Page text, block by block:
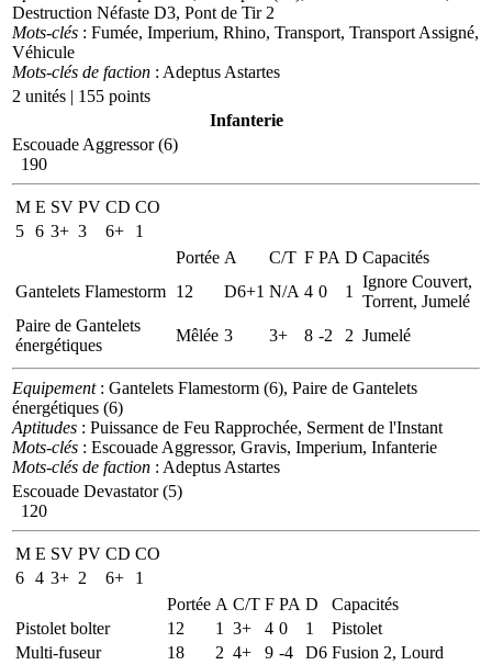
Destruction Néfaste D3, Pont de Tir 2
Mots-clés : Fumée, Imperium, Rhino, Transport, Transport Assigné,
Véhicule
Mots-clés de faction : Adeptus Astartes
2 unités | 155 points
Infanterie
Escouade Aggressor (6)
190
M E SV PV CD CO
5 6 3+ 3 6+
1
Portée A C/T F PA D Capacités
Gantelets Flamestorm 12 D6+1 N/A 4 0 1
Ignore Couvert,
Torrent, Jumelé
Paire de Gantelets
énergétiques
Mêlée 3 3+ 8 -2 2 Jumelé
Equipement: Gantelets Flamestorm (6), Paire de Gantelets
énergétiques (6)
Aptitudes : Puissance de Feu Rapprochée, Serment de l'Instant
Mots-clés : Escouade Aggressor, Gravis, Imperium, Infanterie
Mots-clés de faction : Adeptus Astartes
Escouade Devastator (5)
120
M E SV PV CD CO
6 4 3+ 2 6+
1
Portée A C/T F PA D
Capacités
Pistolet bolter
12 1 3+ 4 0 1
Pistolet
Multi-fuseur
18 2 4+ 9 -4 D6 Fusion 2, Lourd